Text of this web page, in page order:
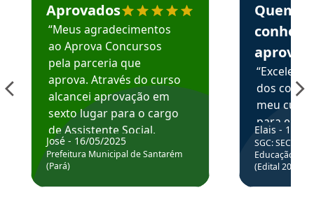
Aprovados
“Meus agradecimentos
ao Aprova Concursos
pela parceria que
aprova. Através do curso
alcancei aprovação em
sexto lugar para o cargo
de Assistente Social.
Hoje estou atuando na
Prefeitura de Santarém.
José - 16/05/2025
Prefeitura Municipal de Santarém
(Pará)
Quem
aprova
dos
meu
para
colocar
através
de
Elais - 15/
SGC: SEC BA
Educação
(Edital